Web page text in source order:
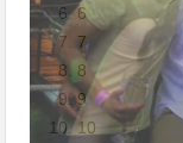
6
7
8
9
10